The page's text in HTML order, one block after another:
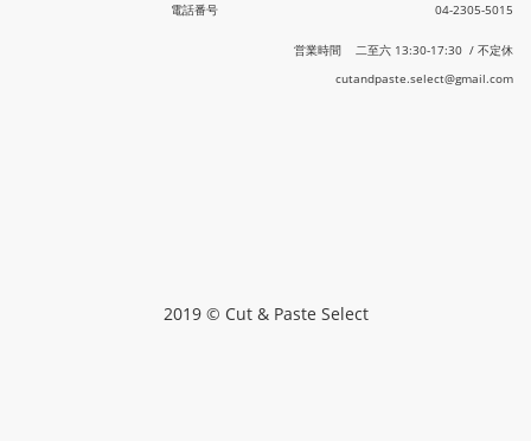
電話番号 04-2305-5015
営業時間 二至六 13:30-17:30 / 不定休
cutandpaste.select@gmail.com
2019 © Cut & Paste Select